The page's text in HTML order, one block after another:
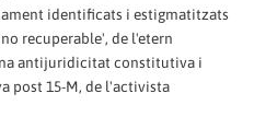
identificats i estigmatitzats
recuperable', de l'etern
antijuridicitat constitutiva i
post 15-M, de l'activista